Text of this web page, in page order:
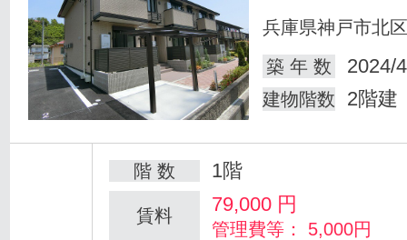
兵庫県神戸市北
築 年 数
2024/
建物階数 2階建
階 数 1階
賃料 79,000 円
管理費等： 5,000円